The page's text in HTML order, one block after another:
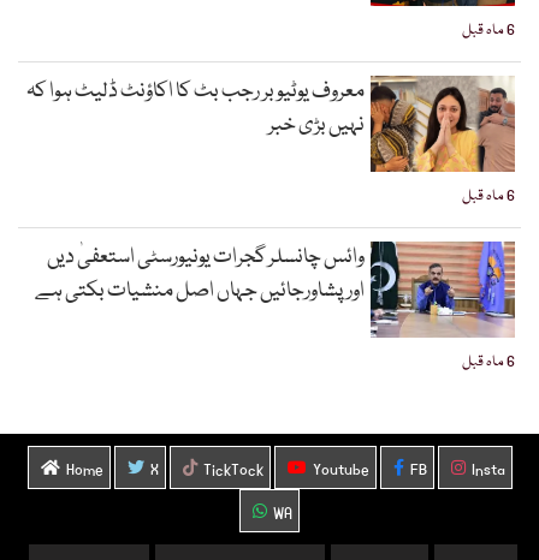
6 ماہ قبل
6 ماہ قبل
معروف یوٹیوبر رجب بٹ کا اکاؤنٹ ڈلیٹ ہوا کہ
نہیں بڑی خبر
6 ماہ قبل
وائس چانسلر گجرات یونیورسٹی استعفیٰ دیں
اورپشاورجائیں جہاں اصل منشیات بکتی ہے
Home X TickTock Youtube FB
Insta
WA